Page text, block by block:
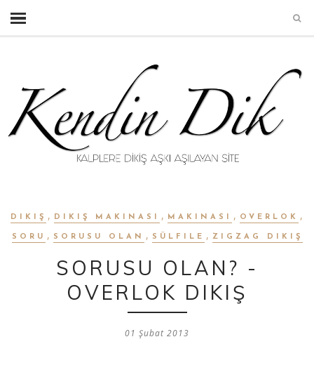
DIKIŞ , DIKIŞ MAKINASI , MAKINASI , OVERLOK ,
SORU , SORUSU OLAN , SÜLFILE , ZIGZAG DIKIŞ
SORUSU OLAN? -
OVERLOK DIKIŞ
01 Şubat 2013